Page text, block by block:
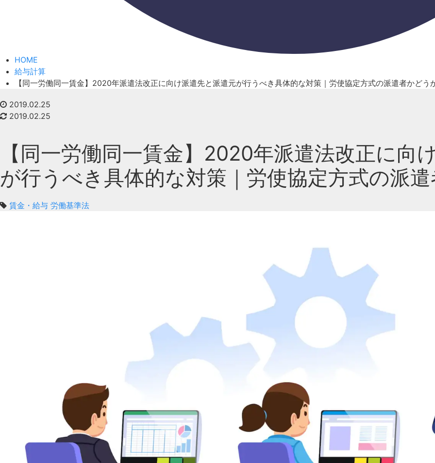
HOME
給与計算
【同一労働同一賃金】2020年派遣法改正に向け派遣先と派遣元が行うべき具体的な対策｜労使協定方式の派遣者かどう
2019.02.25
2019.02.25
【同一労働同一賃金】2020年派遣法改正に向
が行うべき具体的な対策｜労使協定方式の派
賃金・給与 労働基準法